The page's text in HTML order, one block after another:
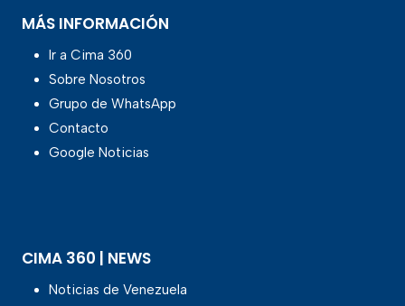
MÁS INFORMACIÓN
Ir a Cima 360
Sobre Nosotros
Grupo de WhatsApp
Contacto
Google Noticias
CIMA 360 | NEWS
Noticias de Venezuela